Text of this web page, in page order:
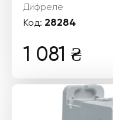
Дифреле
Код: 28284
1 081 ₴